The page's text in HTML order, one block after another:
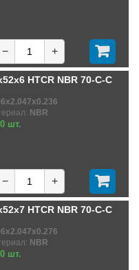
− +
HTCR NBR 70-C-C
NBR
шт.
− +
HTCR NBR 70-C-C
NBR
шт.